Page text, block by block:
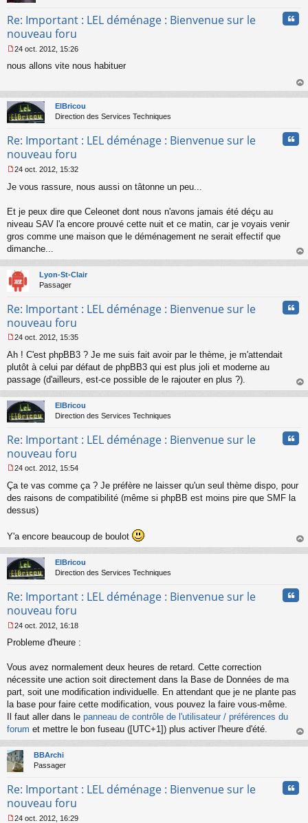
Re: Important : LEL déménage : Bienvenue sur le
nouveau foru
e
a
g
e
o
l
u
24 oct. 2012, 15:26
nous allons vite nous habituer
au
ElBricou
Direction des Services Techniques
Re: Important : LEL déménage : Bienvenue sur le
nouveau foru
e
s
a
g
e
n
o
n
l
u
24 oct. 2012, 15:32
Je vous rassure, nous aussi on tâtonne un peu...
Et je peux dire que Celeonet dont nous n'avons jamais été déçu au
niveau SAV l'a encore prouvé cette nuit et ce matin, car je voyais venir
gros comme une maison que le déménagement ne serait effectif que
dimanche...
au
Lyon-St-Clair
Passager
Re: Important : LEL déménage : Bienvenue sur le
nouveau foru
e
s
g
e
n
n
u
24 oct. 2012, 15:35
Ah ! C'est phpBB3 ? Je me suis fait avoir par le thème, je m'attendait
plutôt à celui par défaut de phpBB3 qui est plus joli et moderne au
passage (d'ailleurs, est-ce possible de le rajouter en plus ?).
au
ElBricou
Direction des Services Techniques
Re: Important : LEL déménage : Bienvenue sur le
nouveau foru
e
s
s
e
n
o
n
l
24 oct. 2012, 15:54
Ça te vas comme ça ? Je préfère ne laisser qu'un seul thème dispo, pour
des raisons de compatibilité (même si phpBB est moins pire que SMF la
dessus)
Y'a encore beaucoup de boulot
au
ElBricou
Direction des Services Techniques
Re: Important : LEL déménage : Bienvenue sur le
nouveau foru
e
s
a
g
e
n
o
n
u
24 oct. 2012, 16:18
Probleme d'heure :
Vous avez normalement deux heures de retard. Cette correction
nécessite une action soit directement dans la Base de Données de ma
part, soit une modification individuelle. En attendant que je ne plante pas
la base pour faire cette modification, vous pouvez la faire vous-même.
Il faut aller dans le panneau de contrôle de l'utilisateur / préférences du
forum et mettre le bon fuseau ([UTC+1]) plus activer l'heure d'été.
au
BBArchi
Passager
Re: Important : LEL déménage : Bienvenue sur le
nouveau foru
24 oct. 2012, 16:29